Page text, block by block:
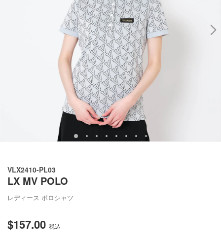
ギ
ャ
ラ
リ
ー
ビ
ュ
ー
で
掲
載
れ
VLX2410-PL03
LX MV POLO
レディース ポロシャツ
通
$157.00 税込